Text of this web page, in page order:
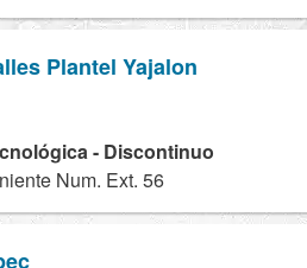
Plantel Yajalon
- Discontinuo
Num. Ext. 56